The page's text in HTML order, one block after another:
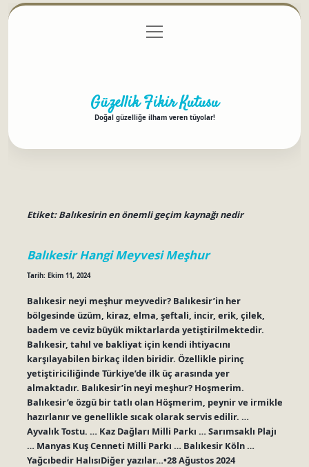
Gizlilik Politikası
menüyü
aç
Güzellik Fikir Kutusu
Doğal güzelliğe ilham veren tüyolar!
Etiket:Balıkesirin en önemli geçim kaynağı nedir
Balıkesir Hangi Meyvesi Meşhur
Tarih: Ekim 11, 2024
Balıkesir neyi meşhur meyvedir? Balıkesir’in her
bölgesinde üzüm, kiraz, elma, şeftali, incir, erik, çilek,
badem ve ceviz büyük miktarlarda yetiştirilmektedir.
Balıkesir, tahıl ve bakliyat için kendi ihtiyacını
karşılayabilen birkaç ilden biridir. Özellikle pirinç
yetiştiriciliğinde Türkiye’de ilk üç arasında yer
almaktadır. Balıkesir’in neyi meşhur? Hoşmerim.
Balıkesir’e özgü bir tatlı olan Höşmerim, peynir ve irmikle
hazırlanır ve genellikle sıcak olarak servis edilir. …
Ayvalık Tostu. … Kaz Dağları Milli Parkı … Sarımsaklı Plajı
… Manyas Kuş Cenneti Milli Parkı … Balıkesir Köln …
Yağcıbedir HalısıDiğer yazılar…•28 Ağustos 2024